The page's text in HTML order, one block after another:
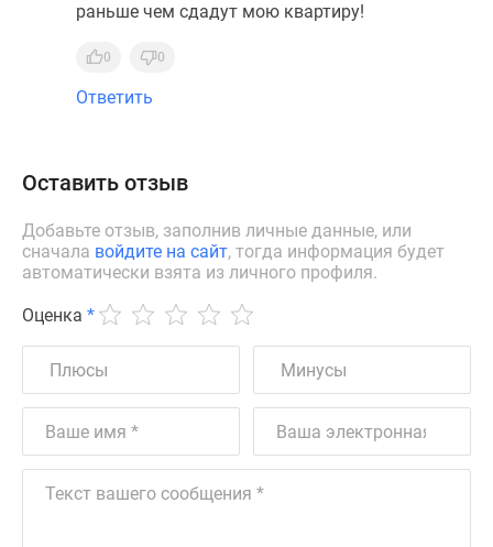
раньше чем сдадут мою квартиру!
0 0
Ответить
Оставить отзыв
Добавьте отзыв, заполнив личные данные, или
сначала войдите на сайт, тогда информация будет
автоматически взята из личного профиля.
Оценка *